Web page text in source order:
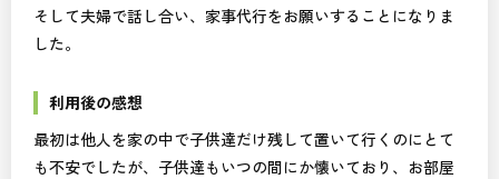
そして夫婦で話し合い、家事代行をお願いすることになりま
した。
利用後の感想
最初は他人を家の中で子供達だけ残して置いて行くのにとて
も不安でしたが、子供達もいつの間にか懐いており、お部屋